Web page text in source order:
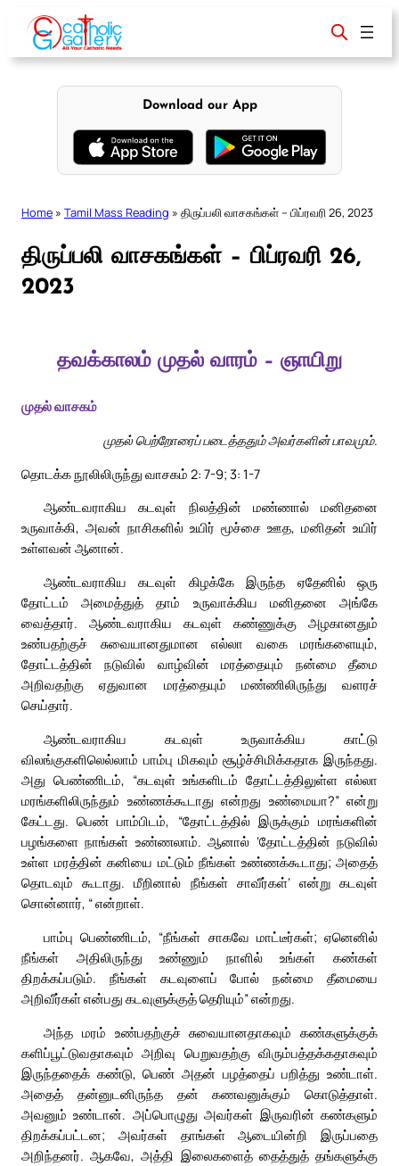
content
Download our App
Home » Tamil Mass Reading » திருப்பலி வாசகங்கள் – பிப்ரவரி 26, 2023
திருப்பலி வாசகங்கள் – பிப்ரவரி 26,
2023
தவக்காலம் முதல் வாரம் – ஞாயிறு
முதல் வாசகம்
முதல் பெற்றோரைப் படைத்ததும் அவர்களின் பாவமும்.
தொடக்க நூலிலிருந்து வாசகம் 2: 7-9; 3: 1-7
ஆண்டவராகிய கடவுள் நிலத்தின் மண்ணால் மனிதனை
உருவாக்கி, அவன் நாசிகளில் உயிர் மூச்சை ஊத, மனிதன் உயிர்
உள்ளவன் ஆனான்.
ஆண்டவராகிய கடவுள் கிழக்கே இருந்த ஏதேனில் ஒரு
தோட்டம் அமைத்துத் தாம் உருவாக்கிய மனிதனை அங்கே
வைத்தார். ஆண்டவராகிய கடவுள் கண்ணுக்கு அழகானதும்
உண்பதற்குச் சுவையானதுமான எல்லா வகை மரங்களையும்,
தோட்டத்தின் நடுவில் வாழ்வின் மரத்தையும் நன்மை தீமை
அறிவதற்கு ஏதுவான மரத்தையும் மண்ணிலிருந்து வளரச்
செய்தார்.
ஆண்டவராகிய கடவுள் உருவாக்கிய காட்டு
விலங்குகளிலெல்லாம் பாம்பு மிகவும் சூழ்ச்சிமிக்கதாக இருந்தது.
அது பெண்ணிடம், “கடவுள் உங்களிடம் தோட்டத்திலுள்ள எல்லா
மரங்களிலிருந்தும் உண்ணக்கூடாது என்றது உண்மையா?” என்று
கேட்டது. பெண் பாம்பிடம், “தோட்டத்தில் இருக்கும் மரங்களின்
பழங்களை நாங்கள் உண்ணலாம். ஆனால் ‘தோட்டத்தின் நடுவில்
உள்ள மரத்தின் கனியை மட்டும் நீங்கள் உண்ணக்கூடாது; அதைத்
தொடவும் கூடாது. மீறினால் நீங்கள் சாவீர்கள்’ என்று கடவுள்
சொன்னார், “ என்றாள்.
பாம்பு பெண்ணிடம், “நீங்கள் சாகவே மாட்டீர்கள்; ஏனெனில்
நீங்கள் அதிலிருந்து உண்ணும் நாளில் உங்கள் கண்கள்
திறக்கப்படும். நீங்கள் கடவுளைப் போல் நன்மை தீமையை
அறிவீர்கள் என்பது கடவுளுக்குத் தெரியும்” என்றது.
அந்த மரம் உண்பதற்குச் சுவையானதாகவும் கண்களுக்குக்
களிப்பூட்டுவதாகவும் அறிவு பெறுவதற்கு விரும்பத்தக்கதாகவும்
இருந்ததைக் கண்டு, பெண் அதன் பழத்தைப் பறித்து உண்டாள்.
அதைத் தன்னுடனிருந்த தன் கணவனுக்கும் கொடுத்தாள்.
அவனும் உண்டான். அப்பொழுது அவர்கள் இருவரின் கண்களும்
திறக்கப்பட்டன; அவர்கள் தாங்கள் ஆடையின்றி இருப்பதை
அறிந்தனர். ஆகவே, அத்தி இலைகளைத் தைத்துத் தங்களுக்கு